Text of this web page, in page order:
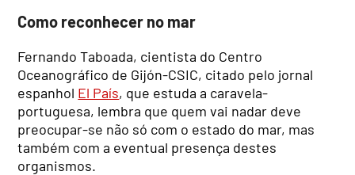
Como reconhecer no mar
Fernando Taboada, cientista do Centro
Oceanográfico de Gijón-CSIC, citado pelo jornal
espanhol El País, que estuda a caravela-
portuguesa, lembra que quem vai nadar deve
preocupar-se não só com o estado do mar, mas
também com a eventual presença destes
organismos.